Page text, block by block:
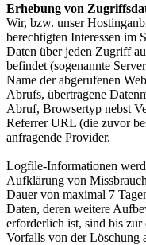
Erhebung von
Wir, bzw. unser
berechtigten Interessen
Daten über jeden Zugriff
befindet (sogenannte
Name der abgerufenen
Abrufs, übertragene
Abruf, Browsertyp nebst
Referrer URL (die zuvor
anfragende Provider.
Logfile-Informationen
Aufklärung von
Dauer von maximal 7
Daten, deren weitere
erforderlich ist, sind bis
Vorfalls von der Löschung